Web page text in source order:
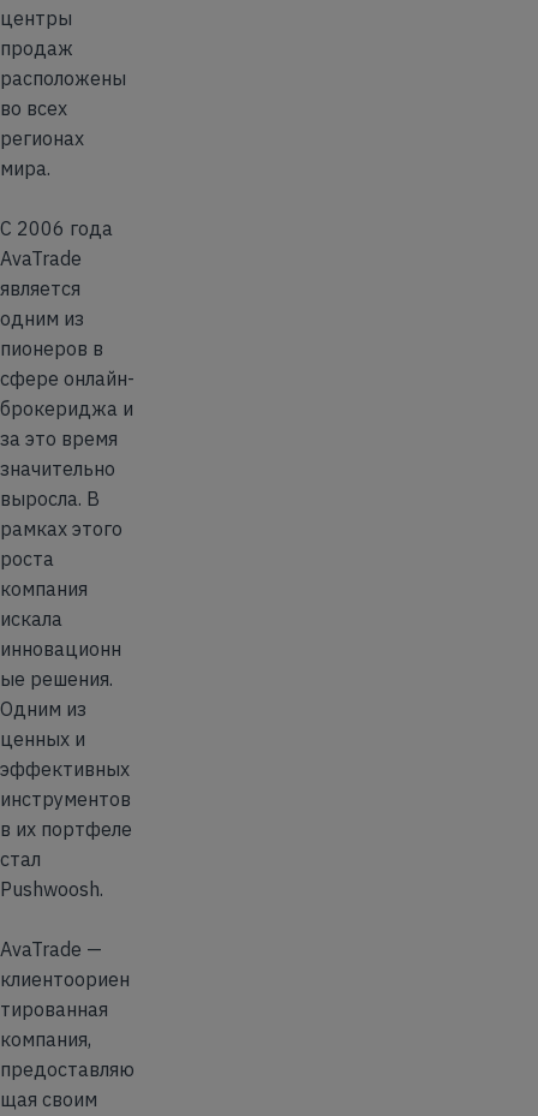
центры
продаж
расположены
во всех
регионах
мира.
С 2006 года
AvaTrade
является
одним из
пионеров в
сфере онлайн-
брокериджа и
за это время
значительно
выросла. В
рамках этого
роста
компания
искала
инновационн
ые решения.
Одним из
ценных и
эффективных
инструментов
в их портфеле
стал
Pushwoosh.
AvaTrade —
клиентоориен
тированная
компания,
предоставляю
щая своим